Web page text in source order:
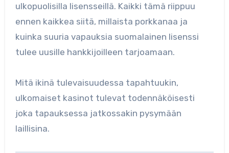
ulkopuolisilla lisensseillä. Kaikki tämä riippuu
ennen kaikkea siitä, millaista porkkanaa ja
kuinka suuria vapauksia suomalainen lisenssi
tulee uusille hankkijoilleen tarjoamaan.
Mitä ikinä tulevaisuudessa tapahtuukin,
ulkomaiset kasinot tulevat todennäköisesti
joka tapauksessa jatkossakin pysymään
laillisina.